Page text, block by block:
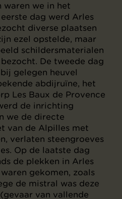
waren we in het
dag werd Arles
diverse plaatsen
ezel opstelde, maar
schildersmaterialen
De tweede dag
gelegen heuvel
abdijruïne, het
Les Baux de Provence
de inrichting
we de directe
van de Alpilles met
verlaten steengroeves
Op de laatste dag
de plekken in Arles
gekomen, zoals
de mistral was deze
van vallende